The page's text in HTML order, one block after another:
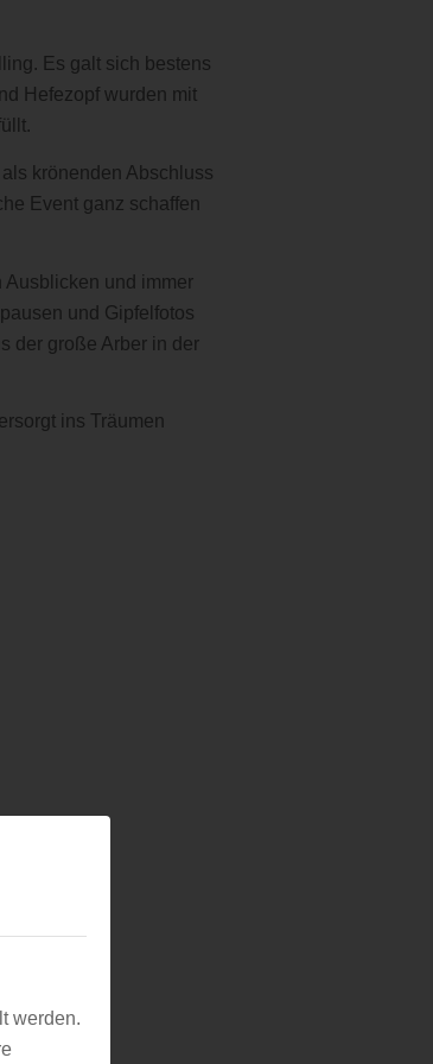
werden.
Es galt sich bestens
Hefezopf wurden mit
krönenden Abschluss
Event ganz schaffen
Ausblicken und immer
und Gipfelfotos
der große Arber in der
ins Träumen